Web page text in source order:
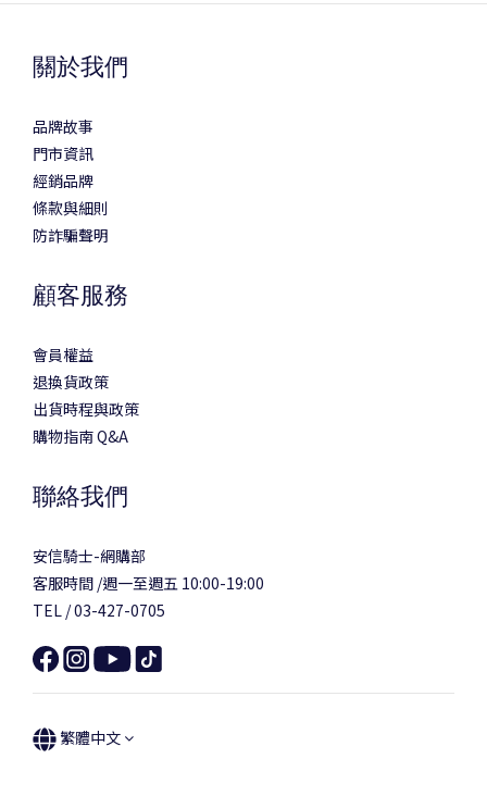
關於我們
品牌故事
門市資訊
經銷品牌
條款與細則
防詐騙聲明
顧客服務
會員權益
退換貨政策
出貨時程與政策
購物指南 Q&A
聯絡我們
安信騎士-網購部
客服時間 /週一至週五 10:00-19:00
TEL / 03-427-0705
繁體中文